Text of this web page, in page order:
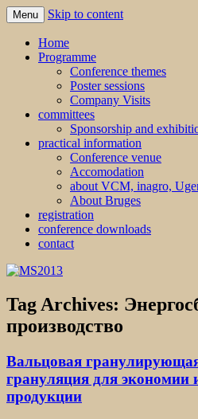
MS2013
Menu Skip to content
Home
Programme
Conference themes
Poster sessions
Company Visits
committees
Sponsorship and
practical information
Conference venue
Accomodation
about VCM, inagro,
About Bruges
registration
conference downloads
contact
Tag Archives:
производство
Вальцовая
грануляция для экономии
продукции